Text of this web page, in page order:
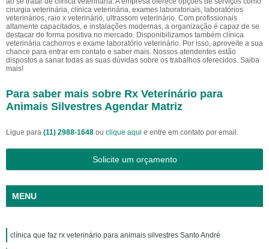
cirurgia veterinária, clínica veterinária, exames laboratoriais, laboratórios
veterinários, raio x veterinário, ultrassom veterinário. Com profissionais
altamente capacitados, e instalações modernas, a organização é capaz de se
destacar de forma positiva no mercado. Disponibilizamos também clínica
veterinária cachorros e exame laboratório veterinário. Por isso, aproveite a sua
chance para entrar em contato e saber mais. Nossos atendentes estão
dispostos a sanar todas as suas dúvidas sobre os trabalhos oferecidos. Saiba
mais!
Para saber mais sobre Rx Veterinário para
Animais Silvestres Agendar Matriz
Ligue para (11) 2988-1648 ou clique aqui e entre em contato por email.
Solicite um orçamento
MENU
clínica que faz rx veterinário para animais silvestres Santo André